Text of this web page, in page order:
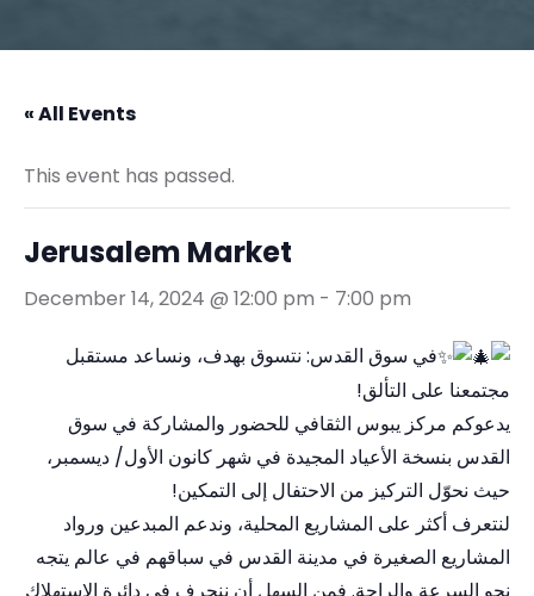
« All Events
This event has passed.
Jerusalem Market
December 14, 2024 @ 12:00 pm - 7:00 pm
في سوق القدس: نتسوق بهدف، ونساعد مستقبل
مجتمعنا على التألق!
يدعوكم مركز يبوس الثقافي للحضور والمشاركة في سوق
القدس بنسخة الأعياد المجيدة في شهر كانون الأول/ ديسمبر،
حيث نحوّل التركيز من الاحتفال إلى التمكين!
لنتعرف أكثر على المشاريع المحلية، وندعم المبدعين ورواد
المشاريع الصغيرة في مدينة القدس في سباقهم في عالم يتجه